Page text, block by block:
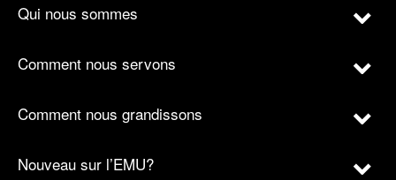
Qui nous sommes
Comment nous servons
Comment nous grandissons
Nouveau sur l’EMU?